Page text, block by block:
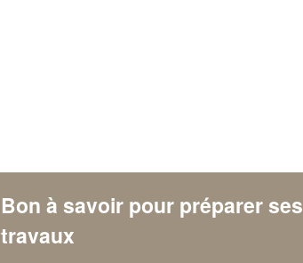
Bon à savoir pour préparer ses
travaux